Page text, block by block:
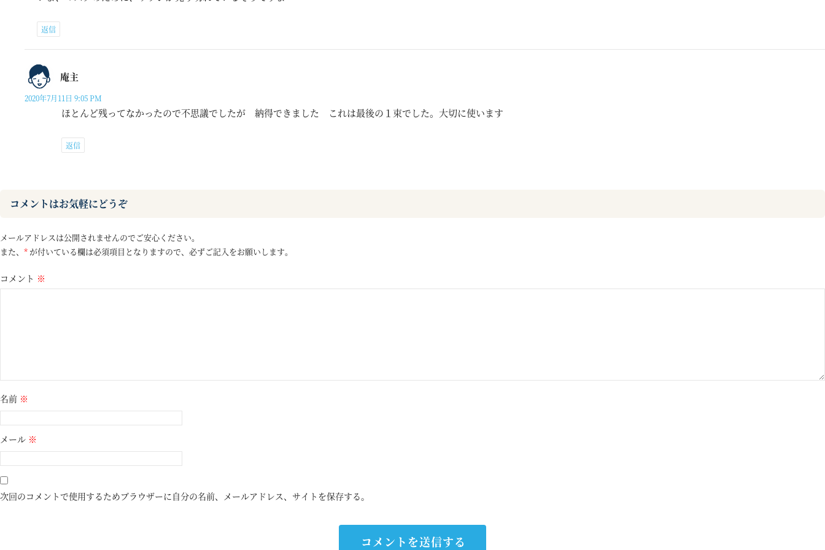
返信
庵主
2020年7月11日 9:05 PM
ほとんど残ってなかったので不思議でしたが 納得できました これは最後の１束でした。大切に使います
返信
コメントはお気軽にどうぞ
メールアドレスは公開されませんのでご安心ください。
また、 * が付いている欄は必須項目となりますので、必ずご記入をお願いします。
コメント ※
名前 ※
メール ※
次回のコメントで使用するためブラウザーに自分の名前、メールアドレス、サイトを保存する。